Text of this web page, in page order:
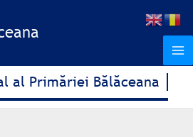
al Primăriei Bălăceana